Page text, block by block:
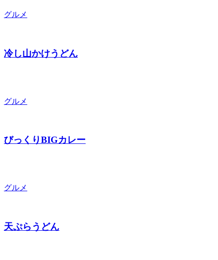
グルメ
冷し山かけうどん
グルメ
びっくりBIGカレー
グルメ
天ぷらうどん